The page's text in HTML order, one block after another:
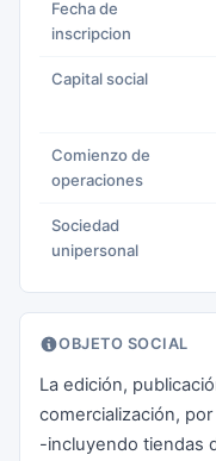
Fecha de
inscripcion
Capital social
Comienzo de
operaciones
Sociedad
unipersonal
OBJETO SOCIAL
La edición,
comercialización,
-incluyendo tiendas